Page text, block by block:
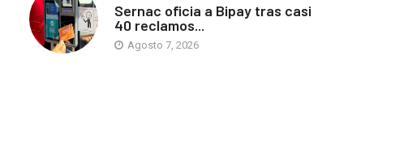
Sernac oficia a Bipay tras casi
40 reclamos...
Agosto 7, 2026